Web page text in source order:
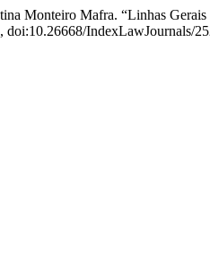
Monteiro Mafra. “Linhas
doi:10.26668/IndexLawJournals/